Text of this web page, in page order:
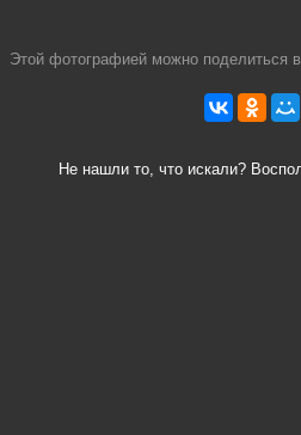
Этой фотографией можно поделиться в
Не нашли то, что искали?